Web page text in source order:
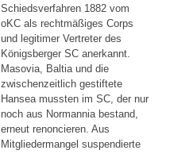
Schiedsverfahren 1882 vom
oKC als rechtmäßiges Corps
und legitimer Vertreter des
Königsberger SC anerkannt.
Masovia, Baltia und die
zwischenzeitlich gestiftete
Hansea mussten im SC, der nur
noch aus Normannia bestand,
erneut renoncieren. Aus
Mitgliedermangel suspendierte